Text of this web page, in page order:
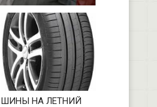
ШИНЫ НА ЛЕТНИЙ